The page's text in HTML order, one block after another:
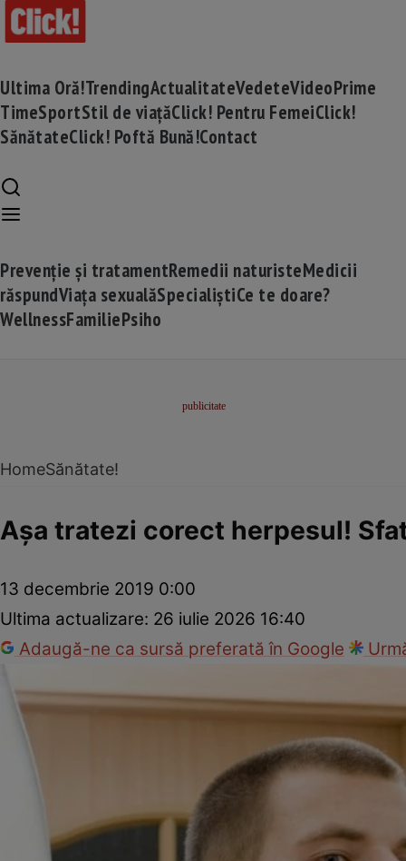
Ultima Oră!TrendingActualitateVedeteVideoPrime
TimeSportStil de viațăClick! Pentru FemeiClick!
SănătateClick! Poftă Bună!Contact
Prevenție și tratamentRemedii naturisteMedicii
răspundViața sexualăSpecialiștiCe te doare?
WellnessFamiliePsiho
HomeSănătate!
Aşa tratezi corect herpesul!
13 decembrie 2019 0:00
Ultima actualizare: 26 iulie 2026 16:40
Adaugă-ne ca sursă preferată în Google